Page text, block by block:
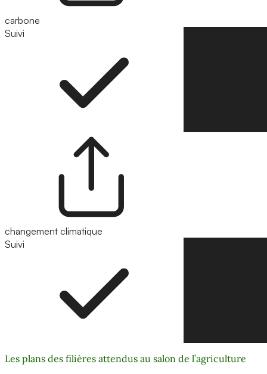
carbone
Suivi
changement climatique
Suivi
Les plans des filières attendus au salon de l’agriculture